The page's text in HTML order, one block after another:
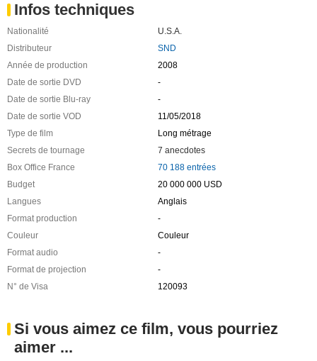
Infos techniques
Nationalité
U.S.A.
Distributeur
SND
Année de production
2008
Date de sortie DVD
-
Date de sortie Blu-ray
-
Date de sortie VOD
11/05/2018
Type de film
Long métrage
Secrets de tournage
7 anecdotes
Box Office France
70 188 entrées
Budget
20 000 000 USD
Langues
Anglais
Format production
-
Couleur
Couleur
Format audio
-
Format de projection
-
N° de Visa
120093
Si vous aimez ce film, vous pourriez
aimer ...